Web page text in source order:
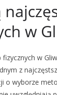
w
fizycznych w
z
o wyborze